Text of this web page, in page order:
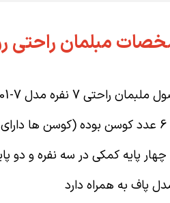
مبلمان راحتی
7-1001 (1 عدد کاناپه 3نفره و 1 عدد کاناپه 2 نفره و 1 عدد کنج و 1 عدد پاف جلو مبلی).
چهار پایه کمکی در سه نفره و دو
پاف به همراه دارد